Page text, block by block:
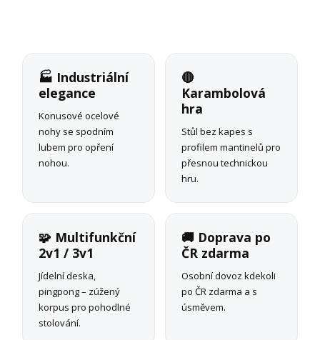
🏭 Industriální
elegance
Konusové ocelové
nohy se spodním
lubem pro opření
nohou.
🔴
Karambolová
hra
Stůl bez kapes s
profilem mantinelů pro
přesnou technickou
hru.
🧩 Multifunkční
2v1 / 3v1
Jídelní deska,
pingpong – zúžený
korpus pro pohodlné
stolování.
🚚 Doprava po
ČR zdarma
Osobní dovoz kdekoli
po ČR zdarma a s
úsměvem.